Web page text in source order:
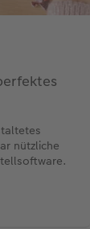
nützliche